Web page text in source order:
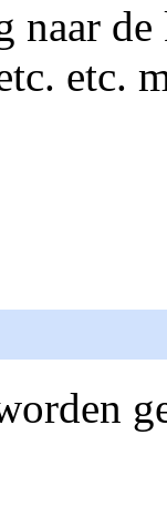
naar
etc.